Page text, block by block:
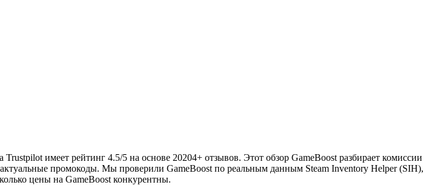
имеет рейтинг 4.5/5 на основе 20204+ отзывов. Этот обзор GameBoost разбирает комиссии
промокоды. Мы проверили GameBoost по реальным данным Steam Inventory Helper (SIH),
цены на GameBoost конкурентны.